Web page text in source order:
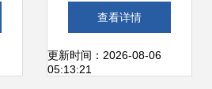
来——2023全球智
博会高新技术产品
查看详情
更新时间：2026-08-06
05:13:21